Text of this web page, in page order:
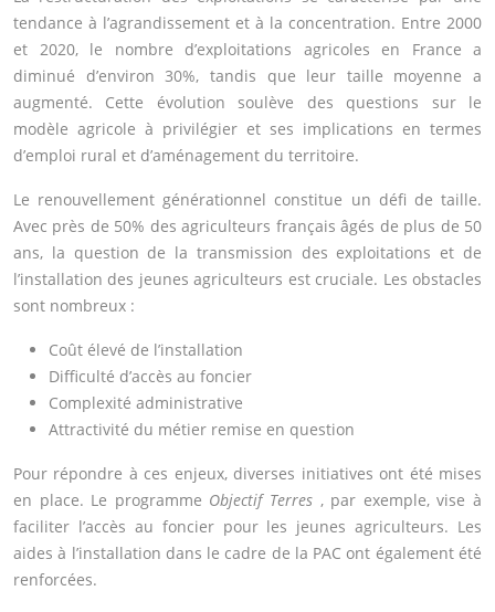
tendance à l’agrandissement et à la concentration. Entre 2000
et 2020, le nombre d’exploitations agricoles en France a
diminué d’environ 30%, tandis que leur taille moyenne a
augmenté. Cette évolution soulève des questions sur le
modèle agricole à privilégier et ses implications en termes
d’emploi rural et d’aménagement du territoire.
Le renouvellement générationnel constitue un défi de taille.
Avec près de 50% des agriculteurs français âgés de plus de 50
ans, la question de la transmission des exploitations et de
l’installation des jeunes agriculteurs est cruciale. Les obstacles
sont nombreux :
Coût élevé de l’installation
Difficulté d’accès au foncier
Complexité administrative
Attractivité du métier remise en question
Pour répondre à ces enjeux, diverses initiatives ont été mises
en place. Le programme Objectif Terres , par exemple, vise à
faciliter l’accès au foncier pour les jeunes agriculteurs. Les
aides à l’installation dans le cadre de la PAC ont également été
renforcées.